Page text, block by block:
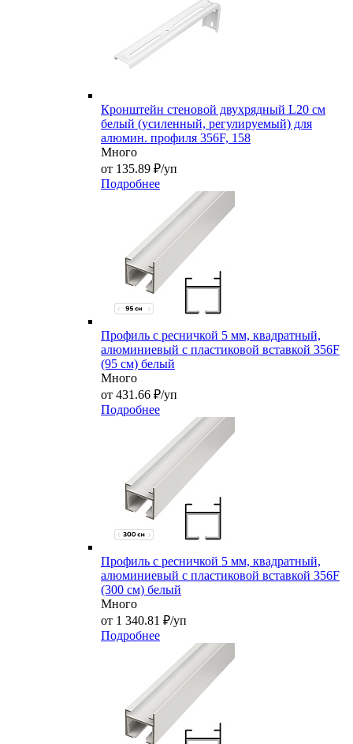
Кронштейн стеновой двухрядный L20 см
белый (усиленный, регулируемый) для
алюмин. профиля 356F, 158
Много
от 135.89 ₽/уп
Подробнее
Профиль с ресничкой 5 мм, квадратный,
алюминиевый с пластиковой вставкой 356F
(95 см) белый
Много
от 431.66 ₽/уп
Подробнее
Профиль с ресничкой 5 мм, квадратный,
алюминиевый с пластиковой вставкой 356F
(300 см) белый
Много
от 1 340.81 ₽/уп
Подробнее